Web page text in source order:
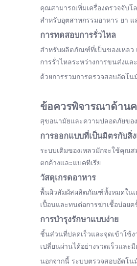
คุณสามารถเพิ่มเครื่องตรวจจับ
สำหรับอุตสาหกรรมอาหาร ยา แ
การทดสอบการรั่วไหล
สำหรับผลิตภัณฑ์ที่เป็นของเหลว
การรั่วไหลระหว่างการขนส่งแล
ด้วยการรวมการตรวจสอบอัตโ
ข้อควรพิจารณาด้าน
สุขอนามัยและความปลอดภัยขอ
การออกแบบที่เป็นมิตรกับสิ่
ระบบเติมของเหลวมักจะใช้คุณ
ตกค้างและแบคทีเรีย
วัสดุเกรดอาหาร
พื้นผิวสัมผัสผลิตภัณฑ์ทั้งหมดในเ
เปื้อนและทนต่อการฆ่าเชื้อบ่อยค
การบำรุงรักษาแบบง่าย
ชิ้นส่วนที่ปลดเร็วและจุดเข้าใช้
เปลี่ยนผ่านได้อย่างรวดเร็วและ
นอกจากนี้ ระบบตรวจสอบอัตโ